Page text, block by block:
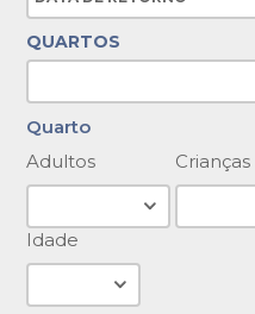
QUARTOS
Quarto
Adultos
Crianças
Idade